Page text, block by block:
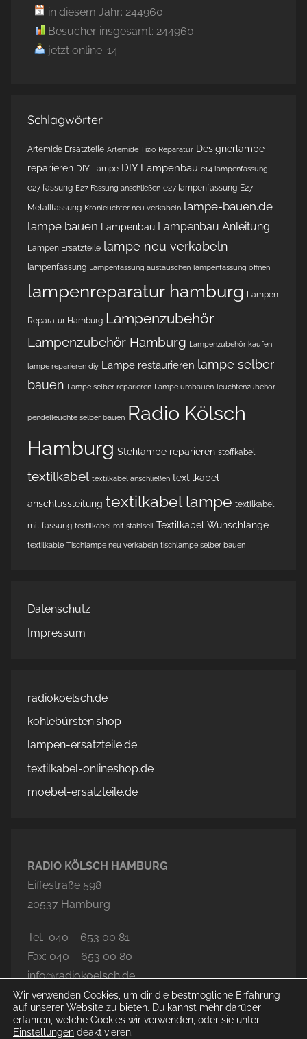
in diesem Jahr: 244960
Besucher insgesamt: 244960
jetzt online: 14
Schlagwörter
Artemide Ersatzteile Artemide Tizio Reparatur Designerlampe
reparieren DIY Lampe DIY Lampenbau e14 lampenfassung
e27 fassung E27 Fassung anschließen e27 lampenfassung E27
Metallfassung Kronleuchter neu verkabeln lampe-bauen.de
lampe bauen
Lampenbau Lampenbau Anleitung
Lampen Ersatzteile lampe neu verkabeln
lampenfassung Lampenfassung austauschen lampenfassung öffnen
lampenreparatur hamburg Lampen
Reparatur Hamburg Lampenzubehör
Lampenzubehör Hamburg Lampenzubehör kaufen
lampe reparieren diy Lampe restaurieren lampe selber
bauen Lampe selber reparieren Lampe umbauen leuchtenzubehör
pendelleuchte selber bauen Radio Kölsch
Hamburg Stehlampe reparieren stoffkabel
textilkabel textilkabel anschließen textilkabel
anschlussleitung textilkabel lampe textilkabel
mit fassung textilkabel mit stahlseil Textilkabel Wunschlänge
textilkable Tischlampe neu verkabeln tischlampe selber bauen
Datenschutz
Impressum
radiokoelsch.de
kohlebürsten.shop
lampen-ersatzteile.de
textilkabel-onlineshop.de
moebel-ersatzteile.de
RADIO KÖLSCH HAMBURG
Eiffestraße 598
20537 Hamburg
Tel.: 040 – 653 00 81
Fax: 040 – 653 00 80
info@radiokoelsch.de
Wir verwenden Cookies, um dir die bestmögliche Erfahrung
auf unserer Website zu bieten. Du kannst mehr darüber
erfahren, welche Cookies wir verwenden, oder sie unter
Einstellungen deaktivieren.